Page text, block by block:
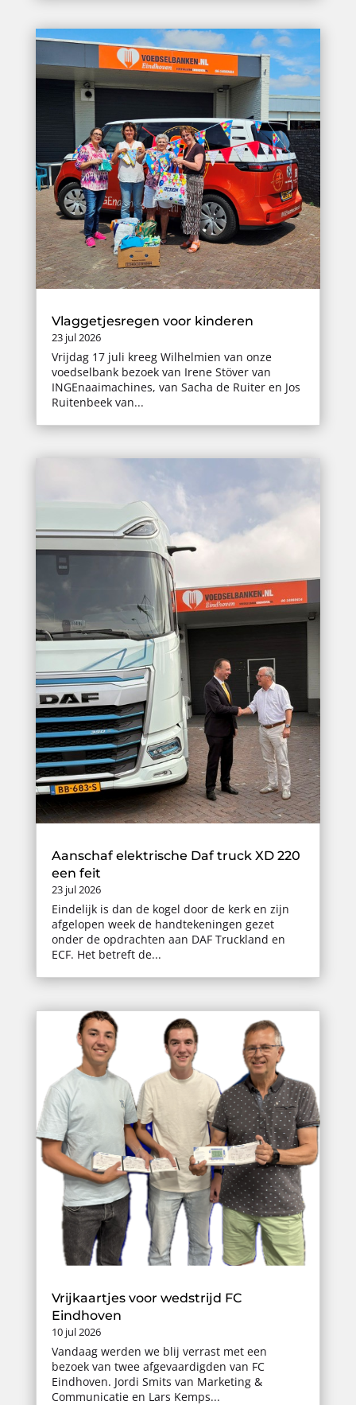
Vlaggetjesregen voor kinderen
23 jul 2026
Vrijdag 17 juli kreeg Wilhelmien van onze
voedselbank bezoek van Irene Stöver van
INGEnaaimachines, van Sacha de Ruiter en Jos
Ruitenbeek van...
Aanschaf elektrische Daf truck XD 220
een feit
23 jul 2026
Eindelijk is dan de kogel door de kerk en zijn
afgelopen week de handtekeningen gezet
onder de opdrachten aan DAF Truckland en
ECF. Het betreft de...
Vrijkaartjes voor wedstrijd FC
Eindhoven
10 jul 2026
Vandaag werden we blij verrast met een
bezoek van twee afgevaardigden van FC
Eindhoven. Jordi Smits van Marketing &
Communicatie en Lars Kemps...